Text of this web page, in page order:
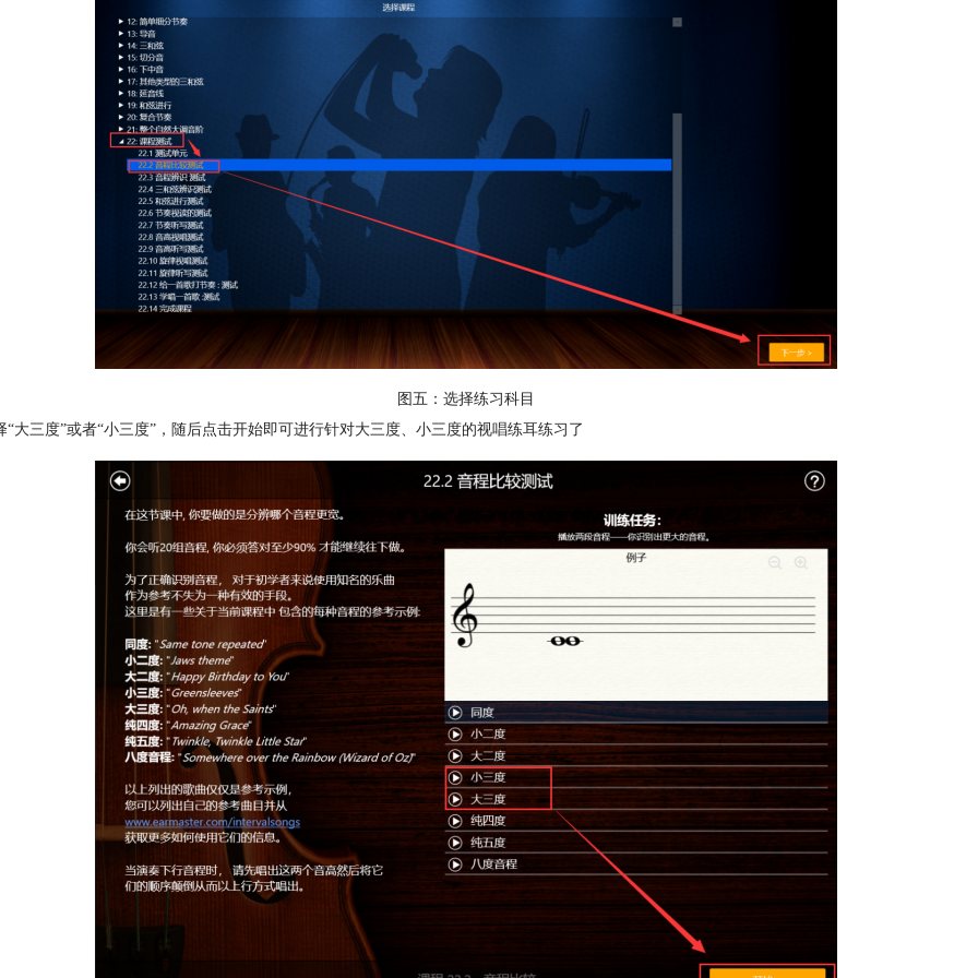
图五：选择练习科目
“大三度”或者“小三度”，随后点击开始即可进行针对大三度、小三度的视唱练耳练习了